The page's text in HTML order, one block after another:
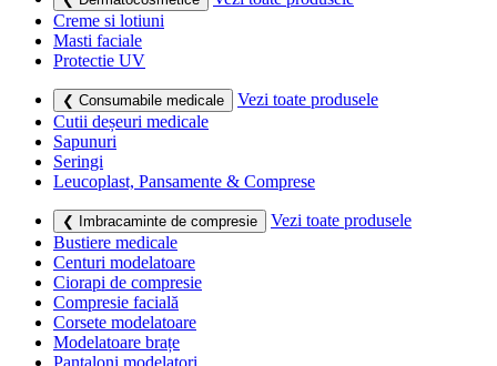
Creme si lotiuni
Masti faciale
Protectie UV
❮ Consumabile medicale
Vezi toate produsele
Cutii deșeuri medicale
Sapunuri
Seringi
Leucoplast, Pansamente & Comprese
❮ Imbracaminte de compresie
Vezi toate produsele
Bustiere medicale
Centuri modelatoare
Ciorapi de compresie
Compresie facială
Corsete modelatoare
Modelatoare brațe
Pantaloni modelatori